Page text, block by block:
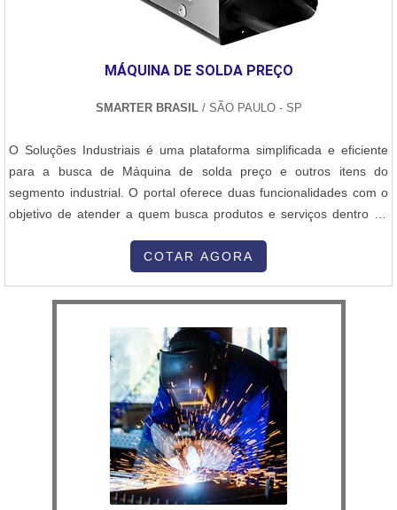
MÁQUINA DE SOLDA PREÇO
SMARTER BRASIL / SÃO PAULO - SP
O Soluções Industriais é uma plataforma simplificada e eficiente
para a busca de Máquina de solda preço e outros itens do
segmento industrial. O portal oferece duas funcionalidades com o
objetivo de atender a quem busca produtos e serviços dentro do
seus produtos e serviços de forma centralizada e ágil. A plataforma
COTAR AGORA